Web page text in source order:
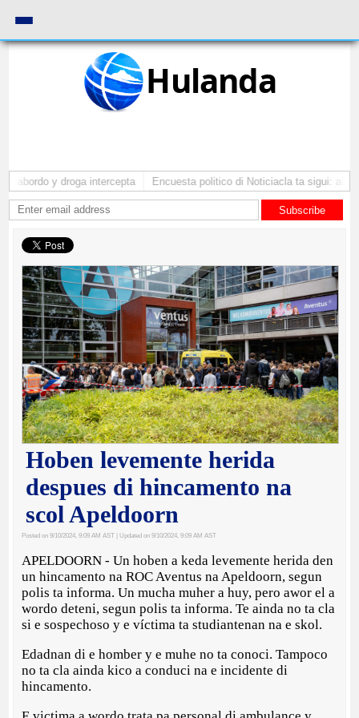
Hulanda
abordo y droga intercepta Encuesta politico di Noticiacla ta sigui:
Subscribe
Hoben levemente herida
despues di hincamento na
scol Apeldoorn
Posted on 9/10/2024, 9:09 AM AST | Updated on 9/10/2024, 9:09 AM AST
APELDOORN - Un hoben a keda levemente herida den
un hincamento na ROC Aventus na Apeldoorn, segun
polis ta informa. Un mucha muher a huy, pero awor el a
wordo deteni, segun polis ta informa. Te ainda no ta cla
si e sospechoso y e víctima ta studiantenan na e skol.
Edadnan di e homber y e muhe no ta conoci. Tampoco
no ta cla ainda kico a conduci na e incidente di
hincamento.